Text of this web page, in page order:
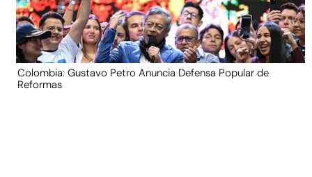
Colombia: Gustavo Petro Anuncia Defensa Popular de
Reformas